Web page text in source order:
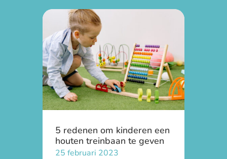
5 redenen om kinderen een
houten treinbaan te geven
25 februari 2023